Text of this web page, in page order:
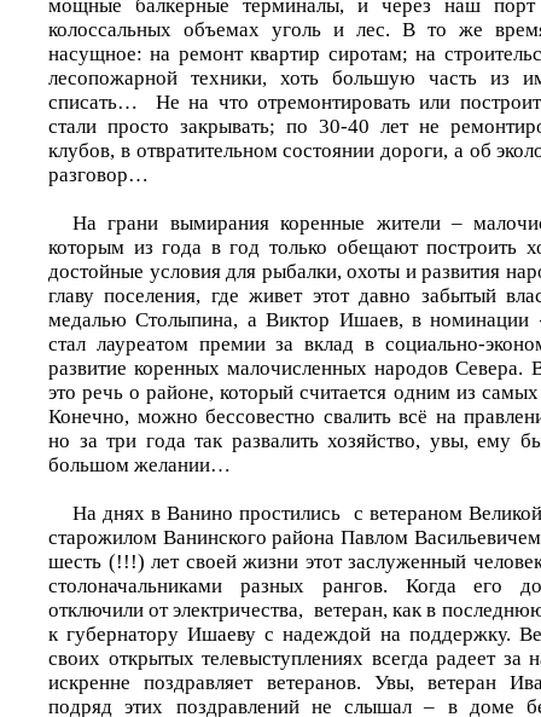
мощные балкерные терминалы, и через наш
колоссальных объемах уголь и лес. В то же
насущное: на ремонт квартир сиротам; на
лесопожарной техники, хоть большую часть из
списать… Не на что отремонтировать или
стали просто закрывать; по 30-40 лет не
клубов, в отвратительном состоянии дороги, а об
разговор…
На грани вымирания коренные жители –
которым из года в год только обещают построить
достойные условия для рыбалки, охоты и развития
главу поселения, где живет этот давно забытый
медалью Столыпина, а Виктор Ишаев, в номинации
стал лауреатом премии за вклад в социально-
развитие коренных малочисленных народов Севера.
это речь о районе, который считается одним из
Конечно, можно бессовестно свалить всё на
но за три года так развалить хозяйство, увы, ему
большом желании…
На днях в Ванино простились с ветераном
старожилом Ванинского района Павлом
шесть (!!!) лет своей жизни этот заслуженный
столоначальниками разных рангов. Когда его
отключили от электричества, ветеран, как в
к губернатору Ишаеву с надеждой на поддержку.
своих открытых телевыступлениях всегда радеет
искренне поздравляет ветеранов. Увы, ветеран
подряд этих поздравлений не слышал – в доме